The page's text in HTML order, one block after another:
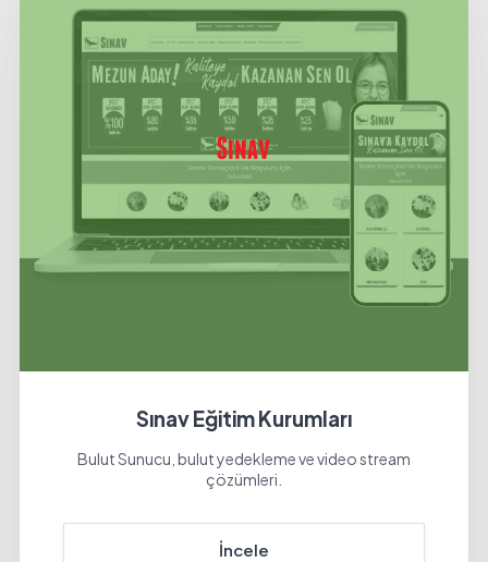
Sınav Eğitim Kurumları
Bulut Sunucu, bulut yedekleme ve video stream
çözümleri.
İncele